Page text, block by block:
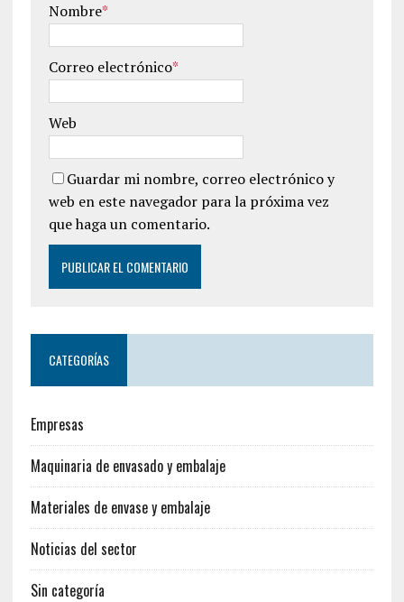
Nombre*
Correo electrónico*
Web
Guardar mi nombre, correo electrónico y
web en este navegador para la próxima vez
que haga un comentario.
CATEGORÍAS
Empresas
Maquinaria de envasado y embalaje
Materiales de envase y embalaje
Noticias del sector
Sin categoría